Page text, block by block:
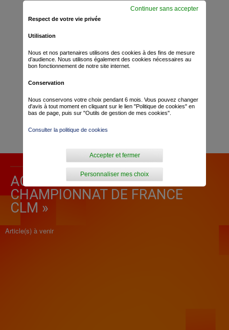
ACTUALITÉ POUR «
CHAMPIONNAT DE FRANCE
CLM »
Article(s) à venir
Respect de votre vie privée
Utilisation
Nous et nos partenaires utilisons des cookies à des fins de mesure
d’audience. Nous utilisons également des cookies nécessaires au
bon fonctionnement de notre site internet.
Conservation
Nous conservons votre choix pendant 6 mois. Vous pouvez changer
d'avis à tout moment en cliquant sur le lien "Politique de cookies" en
bas de page, puis sur "Outils de gestion de mes cookies".
Consulter la politique de cookies
Personnaliser mes choix
Accepter et fermer
Continuer sans accepter